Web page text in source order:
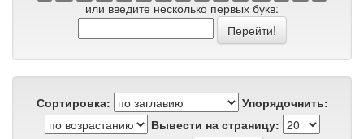
или введите несколько первых букв:
Сортировка:
Упорядочнить:
Вывести на страницу: